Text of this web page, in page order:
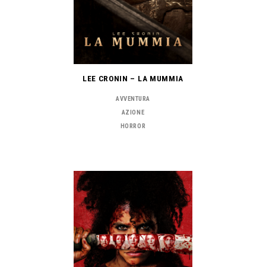
LEE CRONIN – LA MUMMIA
AVVENTURA
AZIONE
HORROR